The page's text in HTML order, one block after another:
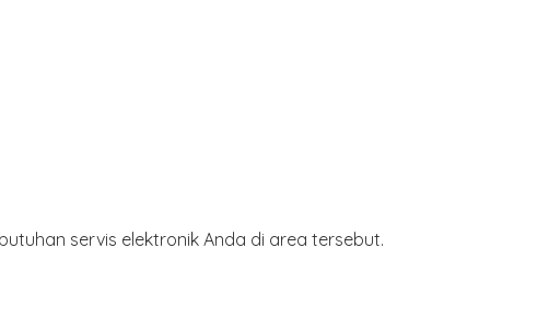
servis elektronik Anda di area tersebut.